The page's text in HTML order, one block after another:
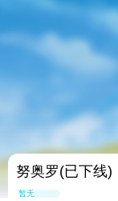
努奥罗(已下线)
暂无点评